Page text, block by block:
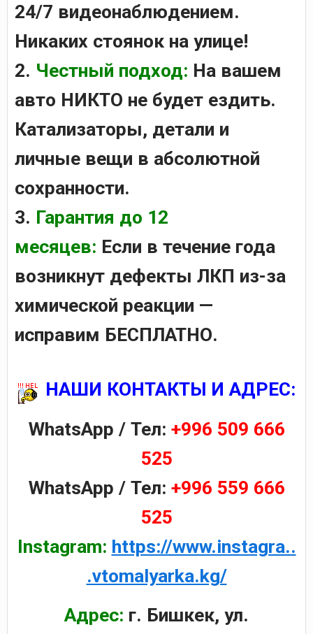
24/7 видеонаблюдением.
Никаких стоянок на улице!
2. Честный подход: На вашем
авто НИКТО не будет ездить.
Катализаторы, детали и
личные вещи в абсолютной
сохранности.
3. Гарантия до 12
месяцев: Если в течение года
возникнут дефекты ЛКП из-за
химической реакции —
исправим БЕСПЛАТНО.
НАШИ КОНТАКТЫ И АДРЕС:
WhatsApp / Тел: +996 509 666
525
WhatsApp / Тел: +996 559 666
525
Instagram: https://www.instagra..
.vtomalyarka.kg/
Адрес: г. Бишкек, ул.